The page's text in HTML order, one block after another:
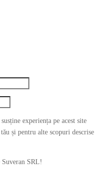
experiența pe acest site
și pentru alte scopuri descrise
Suveran SRL!